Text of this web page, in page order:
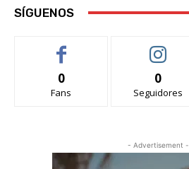
SÍGUENOS
0
Fans
0
Seguidores
- Advertisement -